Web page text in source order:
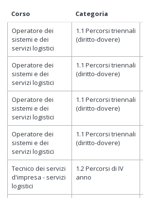
Corso Categoria
Operatore dei
sistemi e dei
servizi logistici
1.1 Percorsi triennali
(diritto-dovere)
Operatore dei
sistemi e dei
servizi logistici
1.1 Percorsi triennali
(diritto-dovere)
Operatore dei
sistemi e dei
servizi logistici
1.1 Percorsi triennali
(diritto-dovere)
Operatore dei
sistemi e dei
servizi logistici
1.1 Percorsi triennali
(diritto-dovere)
Tecnico dei servizi
d'impresa - servizi
logistici
1.2 Percorsi di IV
anno